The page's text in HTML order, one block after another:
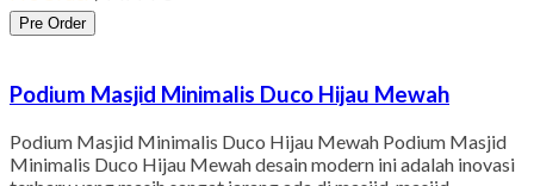
Pre Order
Podium Masjid Minimalis Duco Hijau Mewah
Podium Masjid Minimalis Duco Hijau Mewah Podium Masjid
Minimalis Duco Hijau Mewah desain modern ini adalah inovasi